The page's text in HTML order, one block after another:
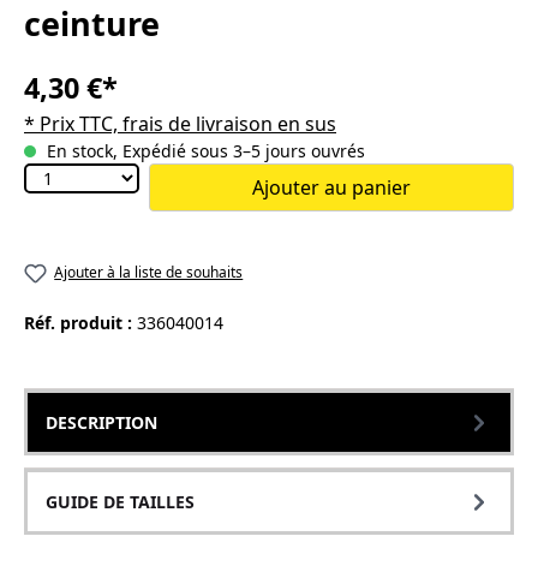
ceinture
4,30 €*
* Prix TTC, frais de livraison en sus
En stock, Expédié sous 3–5 jours ouvrés
Ajouter au panier
Ajouter à la liste de souhaits
Réf. produit : 336040014
DESCRIPTION
GUIDE DE TAILLES